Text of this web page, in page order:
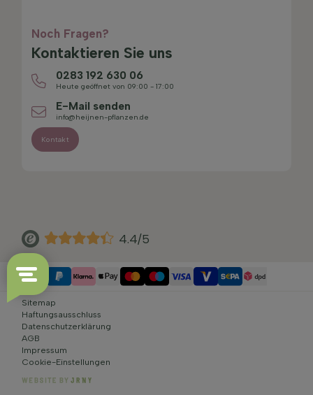
Noch Fragen?
Kontaktieren Sie uns
0283 192 630 06
Heute geöffnet von 09:00 - 17:00
E-Mail senden
info@heijnen-pflanzen.de
Kontakt
4.4/5
Sitemap
Haftungsausschluss
Datenschutzerklärung
AGB
Impressum
Cookie-Einstellungen